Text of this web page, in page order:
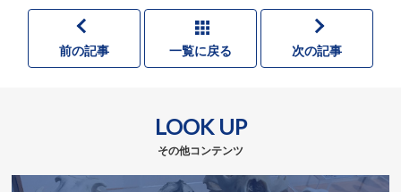
前の記事 一覧に戻る 次の記事
LOOK UP
その他コンテンツ